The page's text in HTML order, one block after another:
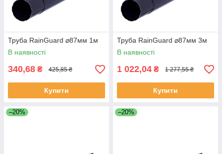
Труба RainGuard ⌀87мм 1м
В наявності
340,68 ₴ 425,85 ₴
Купити
Труба RainGuard ⌀87мм 3м
В наявності
1 022,04 ₴ 1 277,55 ₴
Купити
–20% –20%